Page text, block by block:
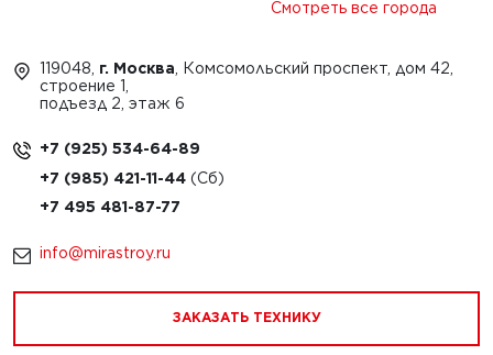
Смотреть все города
119048, г. Москва , Комсомольский проспект, дом 42,
строение 1,
подъезд 2, этаж 6
+7 (925) 534-64-89
+7 (985) 421-11-44
+7 495 481-87-77
info@mirastroy.ru
ЗАКАЗАТЬ ТЕХНИКУ